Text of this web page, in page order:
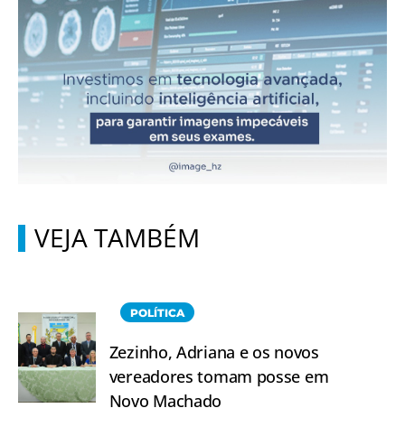
VEJA TAMBÉM
POLÍTICA
Zezinho, Adriana e os novos
vereadores tomam posse em
Novo Machado